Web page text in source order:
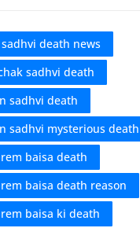
death news
sadhvi death
sadhvi death
sadhvi mysterious death
baisa death
baisa death reason
baisa ki death